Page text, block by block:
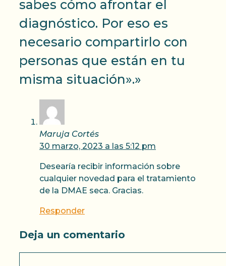
sabes cómo afrontar el
diagnóstico. Por eso es
necesario compartirlo con
personas que están en tu
misma situación».»
Maruja Cortés
30 marzo, 2023 a las 5:12 pm
Desearía recibir información sobre
cualquier novedad para el tratamiento
de la DMAE seca. Gracias.
Responder
Deja un comentario